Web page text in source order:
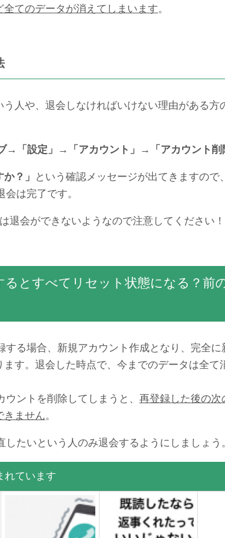
全てのデータが消えてしまいます。
う人や、退会しなければいけない理由がある方
→「設定」→「アカウント」→「アカウント削
か？」 という確認メッセージが出てきますので、
会は完了です。
退会ができないようなので注意してください！
るとすべてリセット状態になる？前
する場合、新規アカウント作成となり、完全
す。退会した時点で、今までのデータは全て
ントを削除してしまうと、 再登録した後の次
きません。
したいという人のみ退会するようにしましょう
れています